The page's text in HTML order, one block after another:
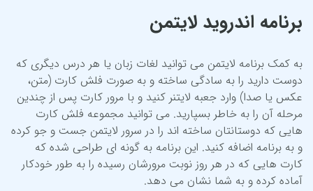
برنامه اندروید لایتمن
به کمک برنامه لایتمن می توانید لغات زبان یا هر درس دیگری که
دوست دارید را به سادگی ساخته و به صورت فلش کارت (متن،
عکس یا صدا) وارد جعبه لایتنر کنید و با مرور کارت پس از چندین
مرحله آن را به خاطر بسپارید. می توانید مجموعه فلش کارت
هایی که دوستانتان ساخته اند را در سرور لایتمن جست و جو کرده
و به برنامه اضافه کنید. این برنامه به گونه ای طراحی شده که
کارت هایی که در هر روز نوبت مرورشان رسیده را به طور خودکار
آماده کرده و به شما نشان می دهد.